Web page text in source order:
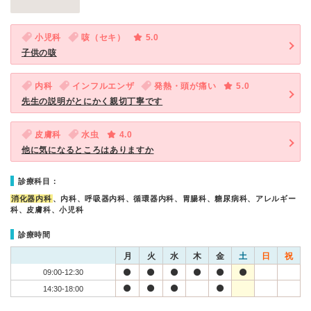
小児科 咳（セキ）
5.0
子供の咳
内科 インフルエンザ 発熱・頭が痛い
5.0
先生の説明がとにかく親切丁寧です
皮膚科 水虫
4.0
他に気になるところはありますか
診療科目：
消化器内科 、内科、呼吸器内科、循環器内科、胃腸科、糖尿病科、アレルギー
科、皮膚科、小児科
診療時間
月 火 水 木 金 土 日 祝
09:00-12:30
14:30-18:00